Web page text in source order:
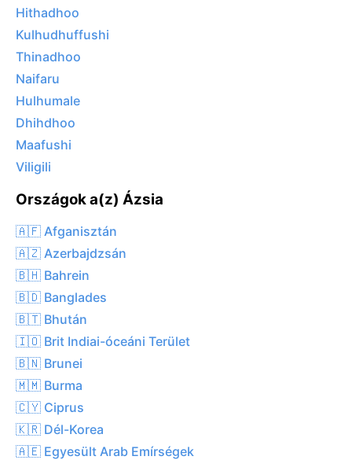
Hithadhoo
Kulhudhuffushi
Thinadhoo
Naifaru
Hulhumale
Dhihdhoo
Maafushi
Viligili
Országok a(z) Ázsia
🇦🇫 Afganisztán
🇦🇿 Azerbajdzsán
🇧🇭 Bahrein
🇧🇩 Banglades
🇧🇹 Bhután
🇮🇴 Brit Indiai-óceáni Terület
🇧🇳 Brunei
🇲🇲 Burma
🇨🇾 Ciprus
🇰🇷 Dél-Korea
🇦🇪 Egyesült Arab Emírségek